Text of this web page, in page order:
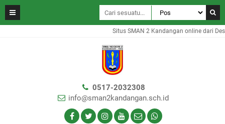
Situs SMAN 2 Kandangan online dari
0517-2032308
info@sman2kandangan.sch.id